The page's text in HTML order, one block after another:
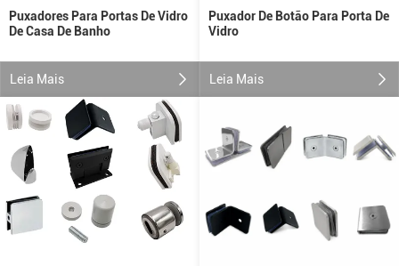
Puxadores Para Portas De Vidro
De Casa De Banho
Leia Mais
Puxador De Botão Para Porta De
Vidro
Leia Mais